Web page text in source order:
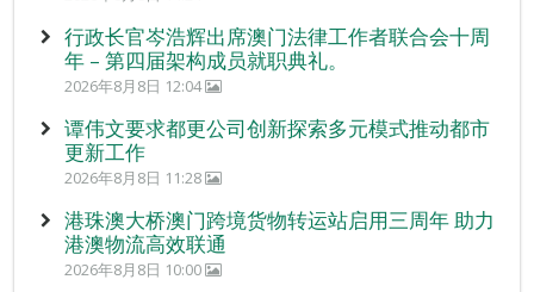
行政长官岑浩辉出席澳门法律工作者联合会十周
年 – 第四届架构成员就职典礼。
2026年8月8日 12:04
谭伟文要求都更公司创新探索多元模式推动都市
更新工作
2026年8月8日 11:28
港珠澳大桥澳门跨境货物转运站启用三周年 助力
港澳物流高效联通
2026年8月8日 10:00